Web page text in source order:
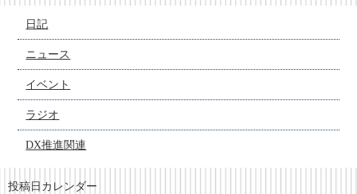
日記
ニュース
イベント
ラジオ
DX推進関連
投稿日カレンダー